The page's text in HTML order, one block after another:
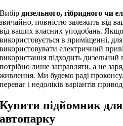
Вибір дизельного, гібридного чи
звичайно, повністю залежить від
від ваших власних уподобань.
використовується в приміщенні,
використовувати електричний
використання підходить дизельний
потрібно лише заправляти, а не
живлення. Ми будемо раді
переваг і недоліків варіантів
Купити підйомник для
автопарку